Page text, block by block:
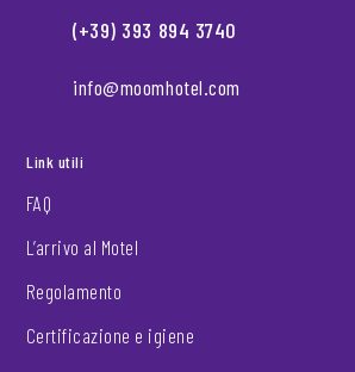
(+39) 393 894 3740
info@moomhotel.com
Link utili
FAQ
L’arrivo al Motel
Regolamento
Certificazione e igiene